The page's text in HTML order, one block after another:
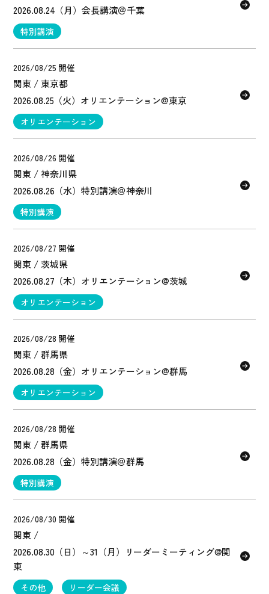
2026.08.24（月）会長講演＠千葉
特別講演
2026/08/25 開催
関東 / 東京都
2026.08.25（火）オリエンテーション@東京
オリエンテーション
2026/08/26 開催
関東 / 神奈川県
2026.08.26（水）特別講演＠神奈川
特別講演
2026/08/27 開催
関東 / 茨城県
2026.08.27（木）オリエンテーション@茨城
オリエンテーション
2026/08/28 開催
関東 / 群馬県
2026.08.28（金）オリエンテーション@群馬
オリエンテーション
2026/08/28 開催
関東 / 群馬県
2026.08.28（金）特別講演＠群馬
特別講演
2026/08/30 開催
関東 /
2026.08.30（日）～31（月）リーダーミーティング@関
東
その他 リーダー会議